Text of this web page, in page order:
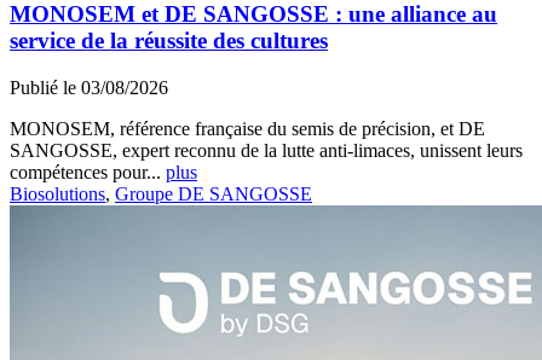
MONOSEM et DE SANGOSSE : une alliance au
service de la réussite des cultures
Publié le 03/08/2026
MONOSEM, référence française du semis de précision, et DE
SANGOSSE, expert reconnu de la lutte anti-limaces, unissent leurs
compétences pour... plus
Biosolutions, Groupe DE SANGOSSE